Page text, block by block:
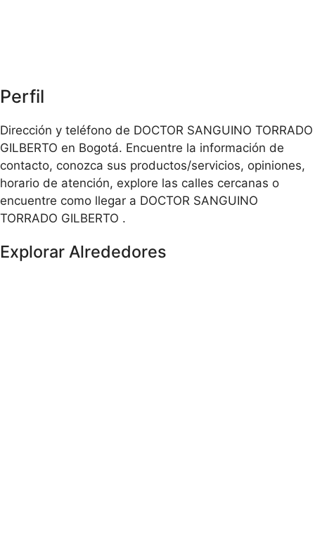
Perfil
Dirección y teléfono de DOCTOR SANGUINO TORRADO
GILBERTO en Bogotá. Encuentre la información de
contacto, conozca sus productos/servicios, opiniones,
horario de atención, explore las calles cercanas o
encuentre como llegar a DOCTOR SANGUINO
TORRADO GILBERTO .
Explorar Alrededores